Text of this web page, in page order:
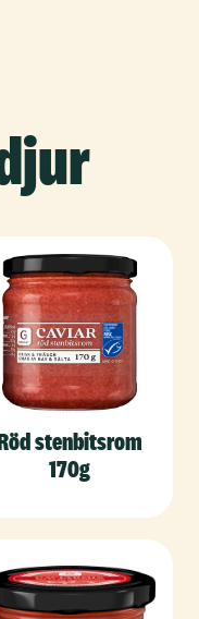
stenbitsrom
170g